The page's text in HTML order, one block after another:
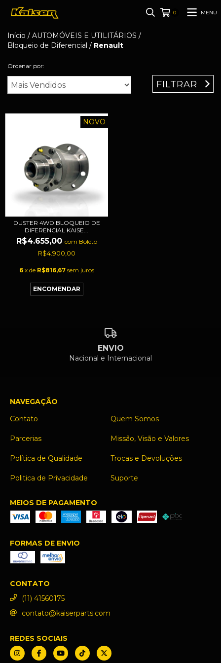
0 MENU
Início / AUTOMÓVEIS E UTILITÁRIOS /
Bloqueio de Diferencial / Renault
Ordenar por:
FILTRAR
NOVO
DUSTER 4WD BLOQUEIO DE
DIFERENCIAL KAISE...
R$4.655,00 com Boleto
R$4.900,00
6 x de R$816,67 sem juros
ENVIO
Nacional e Internacional
NAVEGAÇÃO
Contato
Quem Somos
Parcerias Missão, Visão e Valores
Política de Qualidade Trocas e Devoluções
Politica de Privacidade Suporte
MEIOS DE PAGAMENTO
FORMAS DE ENVIO
CONTATO
(11) 41560175
contato@kaiserparts.com
REDES SOCIAIS